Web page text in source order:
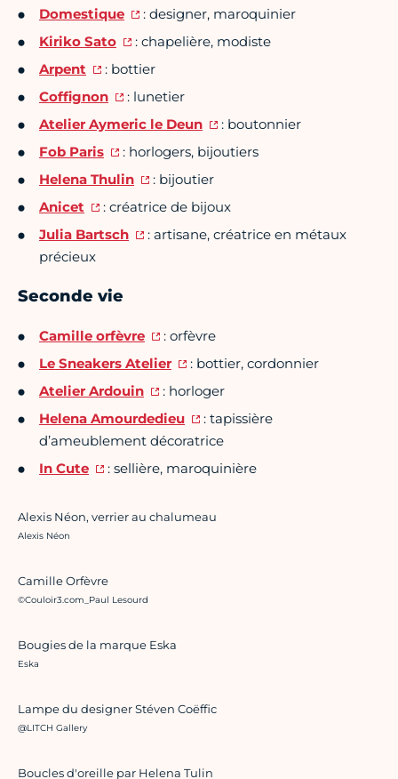
Domestique
: designer, maroquinier
Kiriko Sato
: chapelière, modiste
Arpent
: bottier
Coffignon
: lunetier
Atelier Aymeric le Deun
: boutonnier
Fob Paris
: horlogers, bijoutiers
Helena Thulin
: bijoutier
Anicet
: créatrice de bijoux
Julia Bartsch
: artisane, créatrice en métaux
précieux
Seconde vie
Camille orfèvre
: orfèvre
Le Sneakers Atelier
: bottier, cordonnier
Atelier Ardouin
: horloger
Helena Amourdedieu
: tapissière
d’ameublement décoratrice
In Cute
: sellière, maroquinière
Alexis Néon, verrier au chalumeau
Crédit photo :
Alexis Néon
Camille Orfèvre
Crédit photo :
©Couloir3.com_Paul Lesourd
Bougies de la marque Eska
Crédit photo :
Eska
Lampe du designer Stéven Coëffic
Crédit photo :
@LITCH Gallery
Boucles d'oreille par Helena Tulin